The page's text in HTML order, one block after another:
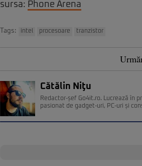
sursa: Phone Arena
Tags: intel procesoare tranzistor
Cătălin Niţu
Redactor-șef Go4it.ro. Lucrează în
pasionat de gadget-uri, PC-uri și